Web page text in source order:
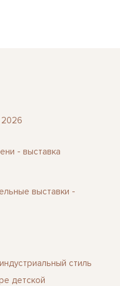
2026
- выставка
выставки -
стиль
детской